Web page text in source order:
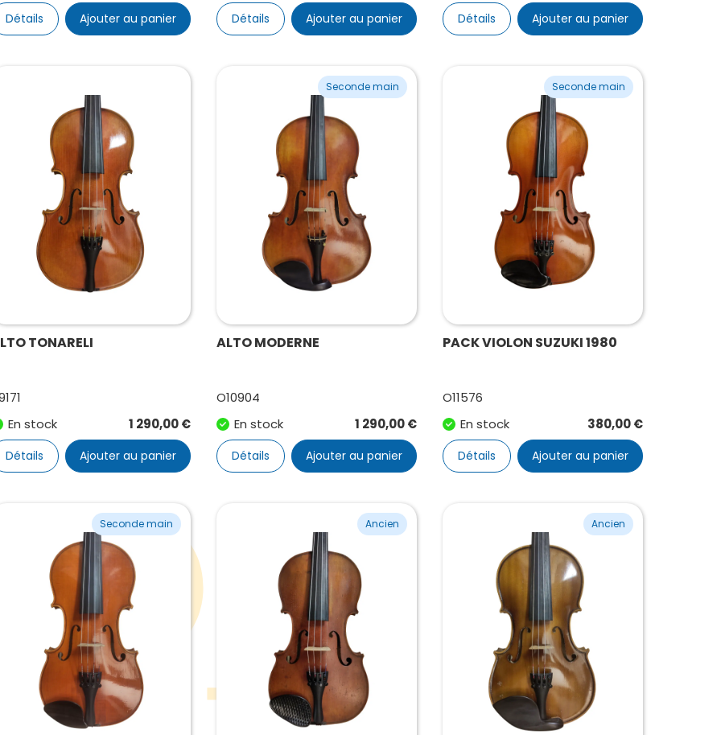
Détails Ajouter au panier Détails Ajouter au panier Détails Ajouter au panier
TONARELI
En stock
1 290,00€
Détails Ajouter au panier
Seconde main
ALTO MODERNE
O10904
En stock
1 290,00€
Détails Ajouter au panier
Seconde main
PACK VIOLON SUZUKI 1980
O11576
En stock
380,00€
Détails Ajouter au panier
Seconde main Ancien Ancien